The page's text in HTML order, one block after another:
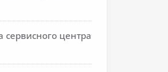
сервисного центра